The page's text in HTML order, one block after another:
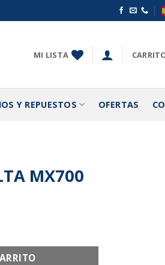
MI LISTA
Y REPUESTOS OFERTAS
MX700